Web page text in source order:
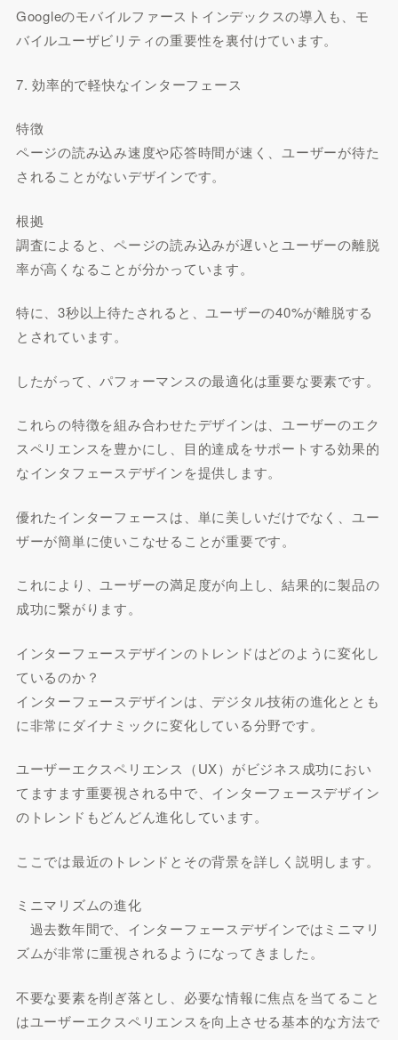
Googleのモバイルファーストインデックスの導入も、モ
バイルユーザビリティの重要性を裏付けています。
7. 効率的で軽快なインターフェース
特徴
ページの読み込み速度や応答時間が速く、ユーザーが待た
されることがないデザインです。
根拠
調査によると、ページの読み込みが遅いとユーザーの離脱
率が高くなることが分かっています。
特に、3秒以上待たされると、ユーザーの40%が離脱する
とされています。
したがって、パフォーマンスの最適化は重要な要素です。
これらの特徴を組み合わせたデザインは、ユーザーのエク
スペリエンスを豊かにし、目的達成をサポートする効果的
なインタフェースデザインを提供します。
優れたインターフェースは、単に美しいだけでなく、ユー
ザーが簡単に使いこなせることが重要です。
これにより、ユーザーの満足度が向上し、結果的に製品の
成功に繋がります。
インターフェースデザインのトレンドはどのように変化し
ているのか？
インターフェースデザインは、デジタル技術の進化ととも
に非常にダイナミックに変化している分野です。
ユーザーエクスペリエンス（UX）がビジネス成功におい
てますます重要視される中で、インターフェースデザイン
のトレンドもどんどん進化しています。
ここでは最近のトレンドとその背景を詳しく説明します。
ミニマリズムの進化
過去数年間で、インターフェースデザインではミニマリ
ズムが非常に重視されるようになってきました。
不要な要素を削ぎ落とし、必要な情報に焦点を当てること
はユーザーエクスペリエンスを向上させる基本的な方法で